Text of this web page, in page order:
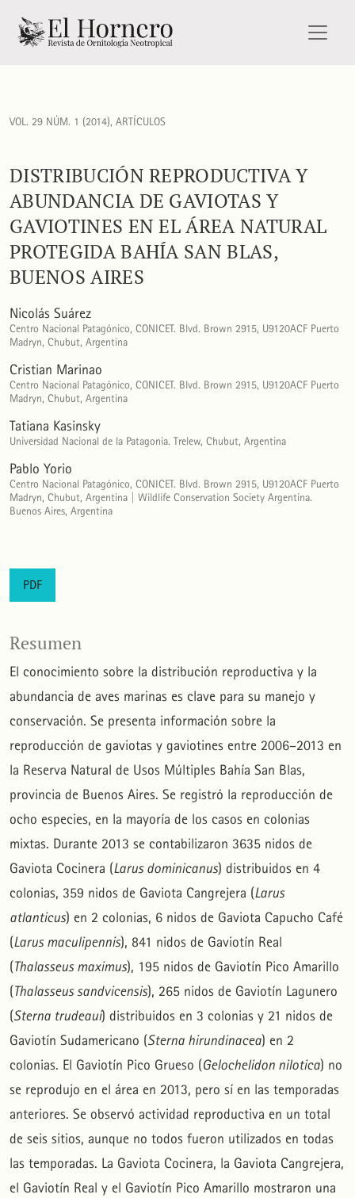
Distribución reproductiva y abundancia de gaviotas y
VOL. 29 NÚM. 1 (2014), ARTÍCULOS
DISTRIBUCIÓN REPRODUCTIVA Y
ABUNDANCIA DE GAVIOTAS Y
GAVIOTINES EN EL ÁREA NATURAL
PROTEGIDA BAHÍA SAN BLAS,
BUENOS AIRES
Nicolás Suárez
Centro Nacional Patagónico, CONICET. Blvd. Brown 2915, U9120ACF Puerto
Madryn, Chubut, Argentina
Cristian Marinao
Centro Nacional Patagónico, CONICET. Blvd. Brown 2915, U9120ACF Puerto
Madryn, Chubut, Argentina
Tatiana Kasinsky
Universidad Nacional de la Patagonia. Trelew, Chubut, Argentina
Pablo Yorio
Centro Nacional Patagónico, CONICET. Blvd. Brown 2915, U9120ACF Puerto
Madryn, Chubut, Argentina | Wildlife Conservation Society Argentina.
Buenos Aires, Argentina
PDF
Resumen
El conocimiento sobre la distribución reproductiva y la
abundancia de aves marinas es clave para su manejo y
conservación. Se presenta información sobre la
reproducción de gaviotas y gaviotines entre 2006–2013 en
la Reserva Natural de Usos Múltiples Bahía San Blas,
provincia de Buenos Aires. Se registró la reproducción de
ocho especies, en la mayoría de los casos en colonias
mixtas. Durante 2013 se contabilizaron 3635 nidos de
Gaviota Cocinera (Larus dominicanus) distribuidos en 4
colonias, 359 nidos de Gaviota Cangrejera (Larus
atlanticus) en 2 colonias, 6 nidos de Gaviota Capucho Café
(Larus maculipennis), 841 nidos de Gaviotín Real
(Thalasseus maximus), 195 nidos de Gaviotín Pico Amarillo
(Thalasseus sandvicensis), 265 nidos de Gaviotín Lagunero
(Sterna trudeaui) distribuidos en 3 colonias y 21 nidos de
Gaviotín Sudamericano (Sterna hirundinacea) en 2
colonias. El Gaviotín Pico Grueso (Gelochelidon nilotica) no
se reprodujo en el área en 2013, pero sí en las temporadas
anteriores. Se observó actividad reproductiva en un total
de seis sitios, aunque no todos fueron utilizados en todas
las temporadas. La Gaviota Cocinera, la Gaviota Cangrejera,
el Gaviotín Real y el Gaviotín Pico Amarillo mostraron una